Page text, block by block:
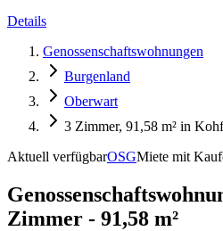
Details
Genossenschaftswohnungen
Burgenland
Oberwart
3 Zimmer, 91,58 m² in
Aktuell verfügbarOSGMiete mit
Zimmer - 91,58 m²